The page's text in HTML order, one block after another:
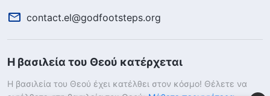
contact.el@godfootsteps.org
Η βασιλεία του Θεού κατέρχεται
Η βασιλεία του Θεού έχει κατέλθει στον κόσμο! Θέλετε να